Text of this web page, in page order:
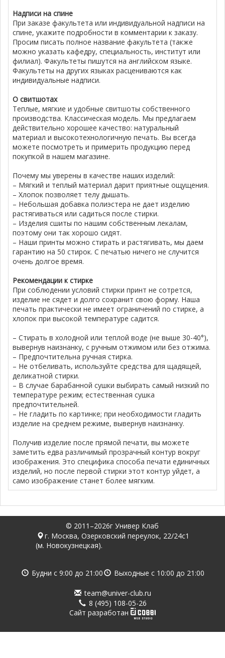
Надписи на спине
При заказе факультета или индивидуальной надписи на
спине, укажите подробности в комментарии к заказу.
Просим писать полное название факультета (также
можно указать кафедру, специальность, институт или
филиал). Факультеты пишутся на английском языке.
Факультеты на других языках расцениваются как
индивидуальные надписи.
О свитшотах
Теплые, мягкие и удобные свитшоты собственного
производства. Классическая модель. Мы предлагаем
действительно хорошее качество: натуральный
материал и высокотехнологичную печать. Вы всегда
можете посмотреть и примерить продукцию перед
покупкой в нашем магазине.
Почему мы уверены в качестве наших изделий:
– Мягкий и теплый материал дарит приятные ощущения.
– Хлопок позволяет телу дышать.
– Небольшая добавка полиэстера не дает изделию
растягиваться или садиться после стирки.
– Изделия сшиты по нашим собственным лекалам,
поэтому они так хорошо сидят.
– Наши принты можно стирать и растягивать, мы даем
гарантию на 50 стирок. С печатью ничего не случится
очень долгое время.
Рекомендации к стирке
При соблюдении условий стирки принт не сотрется,
изделие не сядет и долго сохранит свою форму. Наша
печать практически не имеет ограничений по стирке, а
хлопок при высокой температуре садится.
– Стирать в холодной или теплой воде (не выше 30-40°),
вывернув наизнанку, с ручным отжимом или без отжима.
– Предпочтительна ручная стирка.
– Не отбеливать, используйте средства для щадящей,
деликатной стирки.
– В случае барабанной сушки выбирать самый низкий по
температуре режим; естественная сушка
предпочтительней.
– Не гладить по картинке; при необходимости гладить
изделие на среднем режиме, вывернув наизнанку.
Получив изделие после прямой печати, вы можете
заметить едва различимый прозрачный контур вокруг
изображения. Это специфика способа печати единичных
изделий, но после первой стирки этот контур уйдет, а
само изображение станет более мягким.
© 2011–2026г Универ Клаб
г. Москва, Озерковский переулок, 22/24с1
(м. Новокузнецкая).
Будни с 9:00 до 21:00 Выходные с 10:00 до 21:00
team@univer-club.ru
8 (495) 108-05-26
Cайт разработан